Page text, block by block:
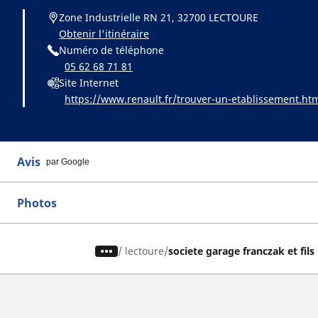
Zone Industrielle RN 21, 32700 LECTOURE
Obtenir l'itinéraire
Numéro de téléphone
05 62 68 71 81
Site Internet
https://www.renault.fr/trouver-un-
Avis par Google
Photos
/ lectoure societe garage franczak et fils